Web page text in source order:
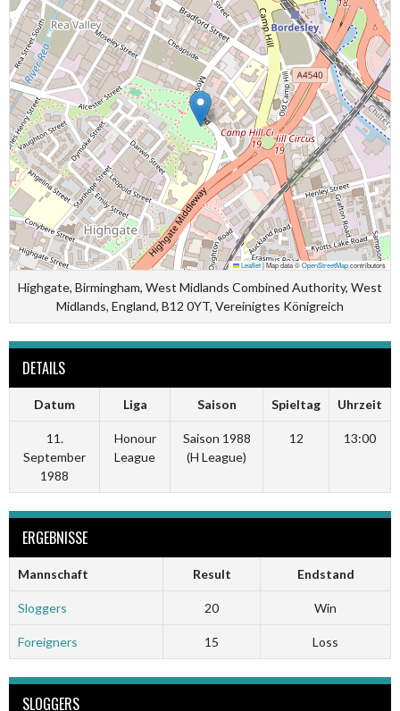
Leaflet|Map data ©OpenStreetMapcontributors
Highgate, Birmingham, West Midlands Combined Authority, West
Midlands, England, B12 0YT, Vereinigtes Königreich
DETAILS
Datum Liga Saison Spieltag Uhrzeit
11.
September
1988
Honour
League
Saison 1988
(H League)
12 13:00
ERGEBNISSE
Mannschaft Result Endstand
Sloggers 20 Win
Foreigners 15 Loss
SLOGGERS